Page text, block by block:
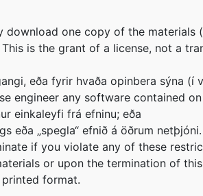
download one copy of the
is the grant of a license, not a
eða fyrir hvaða opinbera sýna
engineer any software contained
einkaleyfi frá efninu; eða
eða „spegla“ efnið á öðrum netþjóni.
if you violate any of these
or upon the termination of
format.